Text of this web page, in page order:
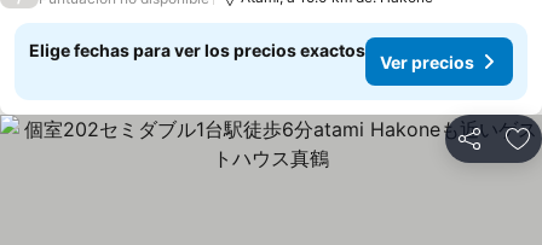
Elige fechas para ver los precios exactos
Ver precios
Compartir